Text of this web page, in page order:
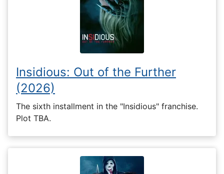
Insidious: Out of the Further
(2026)
The sixth installment in the "Insidious" franchise.
Plot TBA.